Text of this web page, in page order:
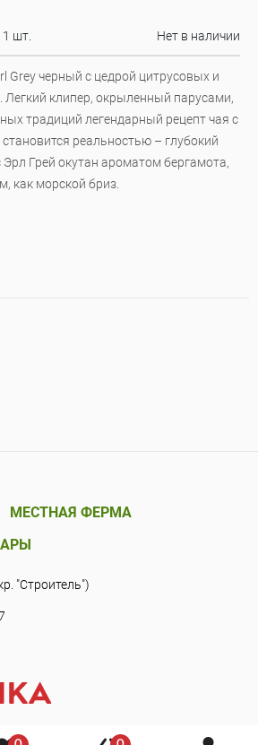
шт.
Нет в наличии
Grey черный с цедрой цитрусовых и
клипер, окрыленный парусами,
традиций легендарный рецепт чая с
реальностью – глубокий
Эрл Грей окутан ароматом бергамота,
как морской бриз.
МЕСТНАЯ ФЕРМА
"Строитель")